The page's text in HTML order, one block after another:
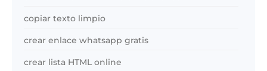
copiar texto limpio
crear enlace whatsapp gratis
crear lista HTML online